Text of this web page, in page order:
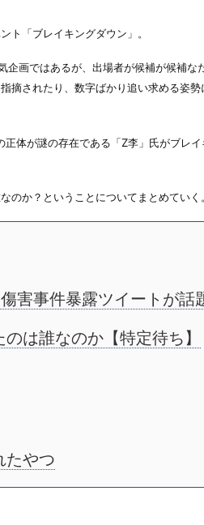
ト「ブレイキングダウン」。
企画ではあるが、出場者が候補が候補な
摘されたり、数字ばかり追い求める姿勢
体が謎の存在である「Z李」氏がブレ
のか？ということについてまとめていく。
害事件暴露ツイートが話
は誰なのか【特定待ち】
たやつ